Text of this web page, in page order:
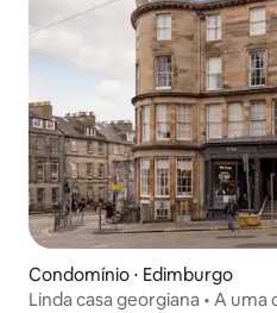
Condomínio ⋅ Edimburgo
Linda casa georgiana • A